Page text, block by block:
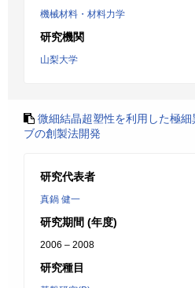
機械材料・材料力学
研究機関
山梨大学
微細結晶超塑性を利用した極
ブの創製法開発
研究代表者
真鍋 健一
研究期間 (年度)
2006 – 2008
研究種目